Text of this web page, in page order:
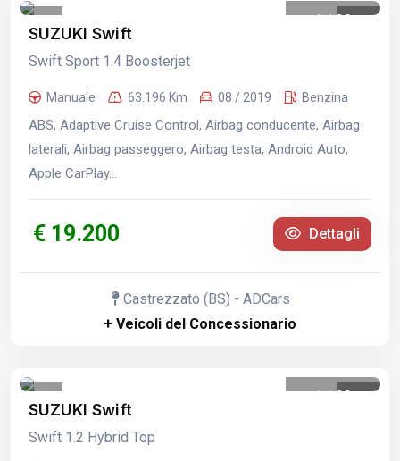
1 /39
SUZUKI Swift
Swift Sport 1.4 Boosterjet
Manuale 63.196 Km 08 / 2019 Benzina
ABS, Adaptive Cruise Control, Airbag conducente, Airbag
laterali, Airbag passeggero, Airbag testa, Android Auto,
Apple CarPlay...
€ 19.200 Dettagli
Castrezzato (BS) - ADCars
+ Veicoli del Concessionario
1 /20
SUZUKI Swift
Swift 1.2 Hybrid Top